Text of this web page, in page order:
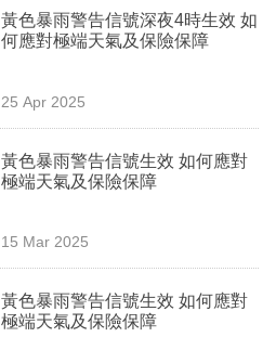
黃色暴雨警告信號深夜4時生效 如
何應對極端天氣及保險保障
25 Apr 2025
黃色暴雨警告信號生效 如何應對
極端天氣及保險保障
15 Mar 2025
黃色暴雨警告信號生效 如何應對
極端天氣及保險保障